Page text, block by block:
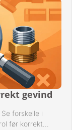
gevind
forskelle i
før korrekt